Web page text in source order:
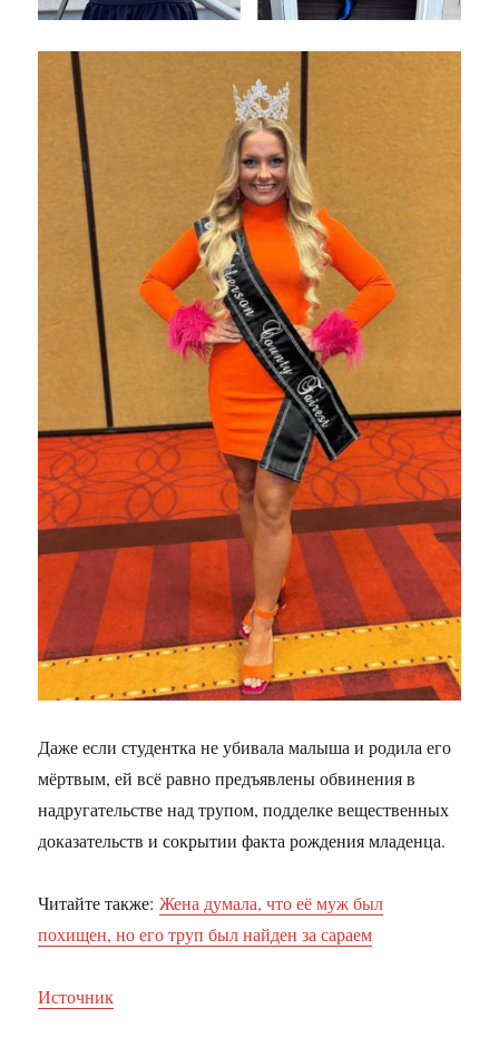
Даже если студентка не убивала малыша и родила его
мёртвым, ей всё равно предъявлены обвинения в
надругательстве над трупом, подделке вещественных
доказательств и сокрытии факта рождения младенца.
Читайте также:Жена думала, что её муж был
похищен, но его труп был найден за сараем
Источник